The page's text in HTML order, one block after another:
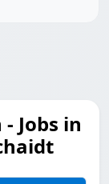
Jobs in